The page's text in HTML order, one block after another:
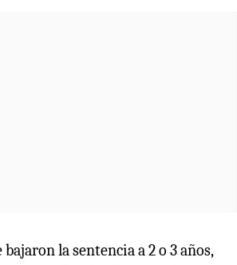
la sentencia a 2 o 3 años,